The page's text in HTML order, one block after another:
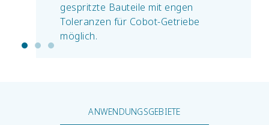
gespritzte Bauteile mit engen
Toleranzen für Cobot-Getriebe
möglich.
ANWENDUNGSGEBIETE